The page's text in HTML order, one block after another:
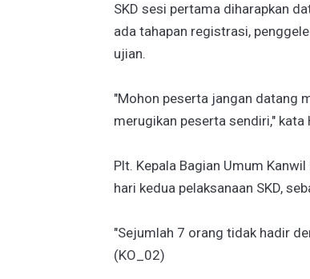
SKD sesi pertama diharapkan
ada tahapan registrasi,
ujian.
"Mohon peserta jangan datang
merugikan peserta sendiri," kata
Plt. Kepala Bagian Umum
hari kedua pelaksanaan SKD,
"Sejumlah 7 orang tidak hadir
(KO_02)